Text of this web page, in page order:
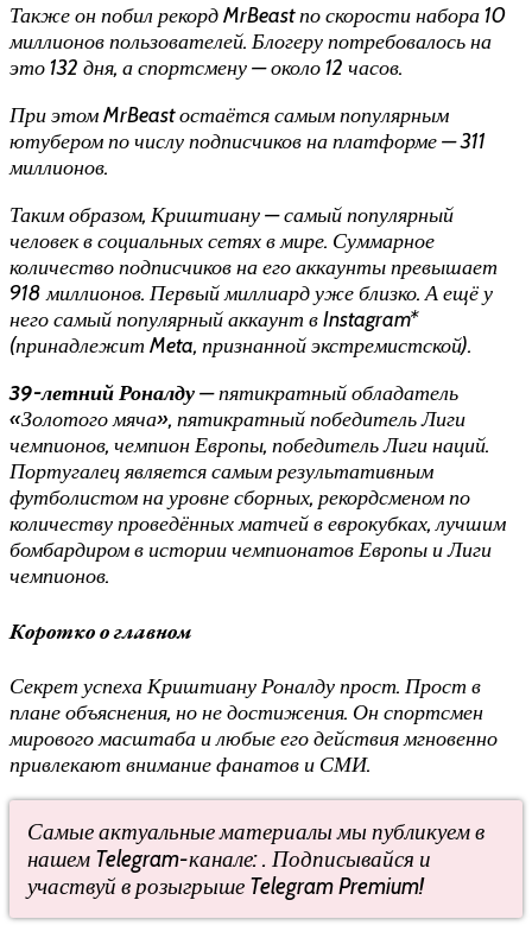
Также он побил рекорд MrBeast по скорости набора 10
миллионов пользователей. Блогеру потребовалось на
это 132 дня, а спортсмену — около 12 часов.
При этом MrBeast остаётся самым популярным
ютубером по числу подписчиков на платформе — 311
миллионов.
Таким образом, Криштиану — самый популярный
человек в социальных сетях в мире. Суммарное
количество подписчиков на его аккаунты превышает
918 миллионов. Первый миллиард уже близко. А ещё у
него самый популярный аккаунт в Instagram*
(принадлежит Meta, признанной экстремистской).
39-летний Роналду— пятикратный обладатель
«Золотого мяча», пятикратный победитель Лиги
чемпионов, чемпион Европы, победитель Лиги наций.
Португалец является самым результативным
футболистом на уровне сборных, рекордсменом по
количеству проведённых матчей в еврокубках, лучшим
бомбардиром в истории чемпионатов Европы и Лиги
чемпионов.
Коротко о главном
Секрет успеха Криштиану Роналду прост. Прост в
плане объяснения, но не достижения. Он спортсмен
мирового масштаба и любые его действия мгновенно
привлекают внимание фанатов и СМИ.
Самые актуальные материалы мы публикуем в
нашем Telegram-канале: . Подписывайся и
участвуй в розыгрыше Telegram Premium!